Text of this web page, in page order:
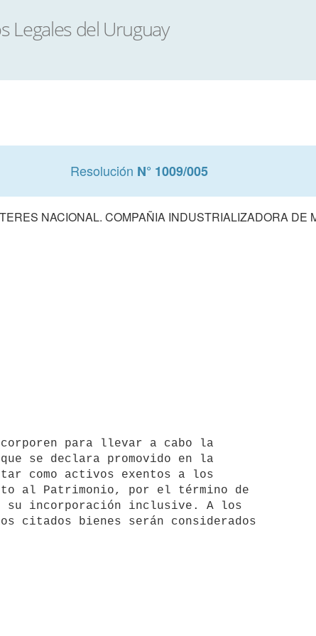
Resolución N° 1009/005
NACIONAL. COMPAÑIA INDUSTRIALIZADORA DE
se declara promovido en la
como activos exentos a los
al Patrimonio, por el término de
incorporación inclusive. A los
citados bienes serán considerados